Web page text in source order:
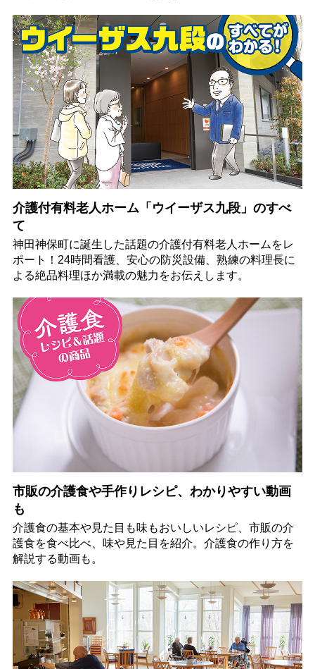
介護付有料老人ホーム「ウイーザス九段」のすべ
て
神田神保町に誕生した話題の介護付有料老人ホームをレ
ポート！24時間看護、安心の防災設備、熟練の料理長に
よる絶品料理ほか満載の魅力をお伝えします。
市販の介護食や手作りレシピ、わかりやすい動画
も
介護食の基本や見た目も味もおいしいレシピ、市販の介
護食を食べ比べ、味や見た目を紹介。介護食の作り方を
解説する動画も。